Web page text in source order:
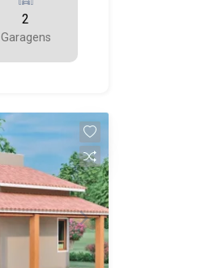
2
Garagens